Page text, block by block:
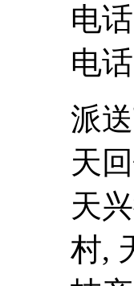
电
电
派
天
天
村,